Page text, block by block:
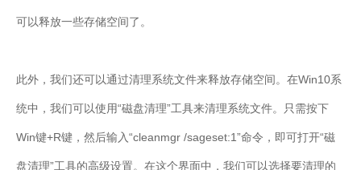
可以释放一些存储空间了。
此外，我们还可以通过清理系统文件来释放存储空间。在Win10系
统中，我们可以使用“磁盘清理”工具来清理系统文件。只需按下
Win键+R键，然后输入“cleanmgr /sageset:1”命令，即可打开“磁
盘清理”工具的高级设置。在这个界面中，我们可以选择要清理的